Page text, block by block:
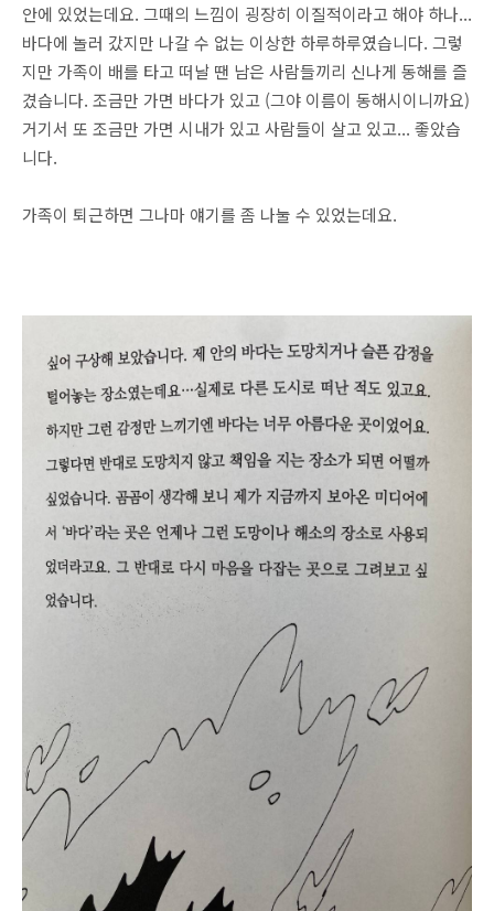
안에 있었는데요. 그때의 느낌이 굉장히 이질적이라고 해야 하나...
바다에 놀러 갔지만 나갈 수 없는 이상한 하루하루였습니다. 그렇
지만 가족이 배를 타고 떠날 땐 남은 사람들끼리 신나게 동해를 즐
겼습니다. 조금만 가면 바다가 있고 (그야 이름이 동해시이니까요)
거기서 또 조금만 가면 시내가 있고 사람들이 살고 있고... 좋았습
니다.
가족이 퇴근하면 그나마 얘기를 좀 나눌 수 있었는데요.